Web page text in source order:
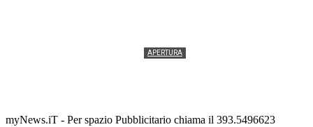
APERTURA
myNews.iT - Per spazio Pubblicitario chiama il 393.5496623